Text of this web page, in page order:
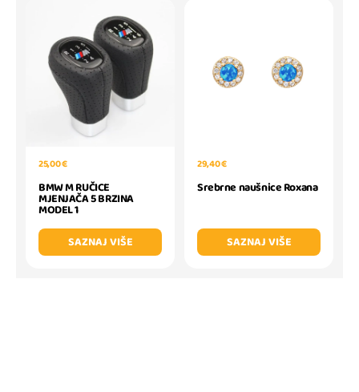
25,00 €
BMW M RUČICE
MJENJAČA 5 BRZINA
MODEL 1
SAZNAJ VIŠE
29,40 €
Srebrne naušnice Roxana
SAZNAJ VIŠE